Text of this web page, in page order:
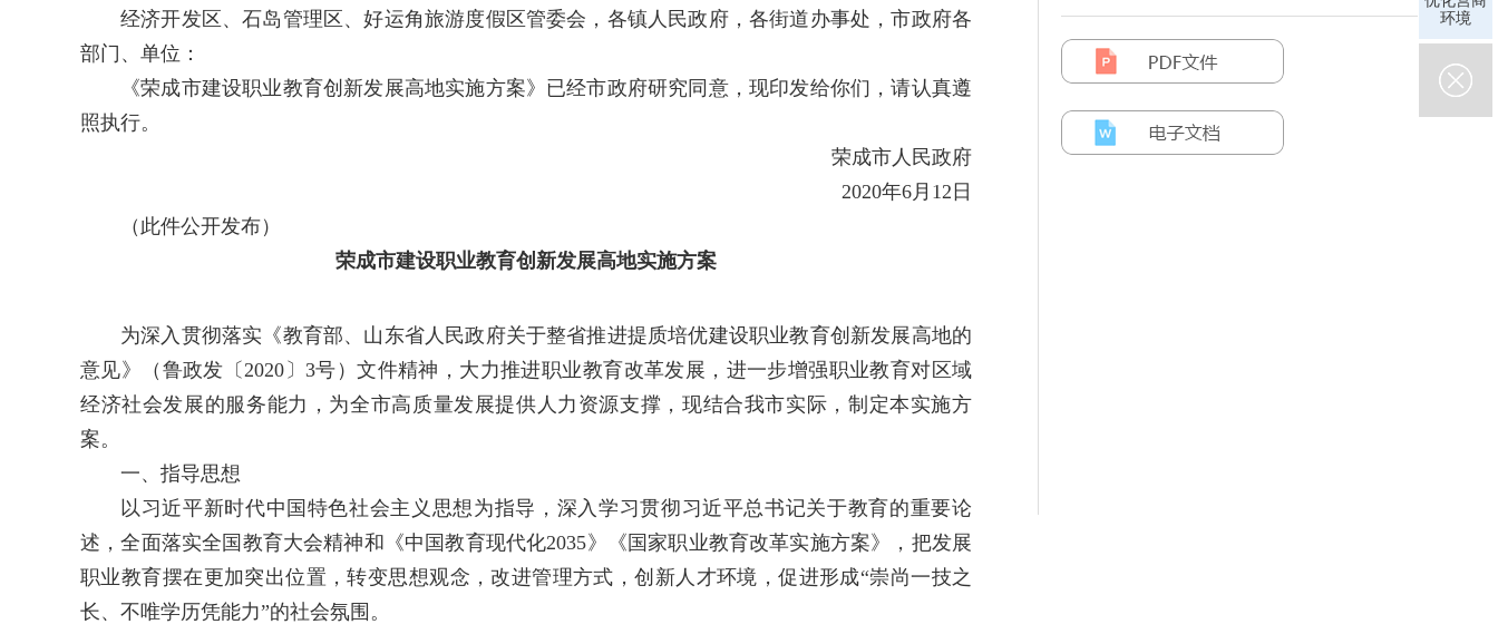
环境
经济开发区、石岛管理区、好运角旅游度假区管委会，各镇人民政府，各街道办事处，市政府各
部门、单位：
《荣成市建设职业教育创新发展高地实施方案》已经市政府研究同意，现印发给你们，请认真遵
照执行。
荣成市人民政府
2020年6月12日
（此件公开发布）
荣成市建设职业教育创新发展高地实施方案
为深入贯彻落实《教育部、山东省人民政府关于整省推进提质培优建设职业教育创新发展高地的
意见》（鲁政发〔2020〕3号）文件精神，大力推进职业教育改革发展，进一步增强职业教育对区域
经济社会发展的服务能力，为全市高质量发展提供人力资源支撑，现结合我市实际，制定本实施方
案。
一、指导思想
以习近平新时代中国特色社会主义思想为指导，深入学习贯彻习近平总书记关于教育的重要论
述，全面落实全国教育大会精神和《中国教育现代化2035》《国家职业教育改革实施方案》，把发展
职业教育摆在更加突出位置，转变思想观念，改进管理方式，创新人才环境，促进形成“崇尚一技之
长、不唯学历凭能力”的社会氛围。